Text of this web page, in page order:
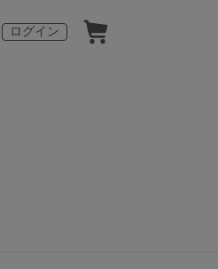
ログイン